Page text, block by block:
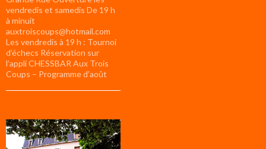
vendredis et samedis De 19 h
à minuit
auxtroiscoups@hotmail.com
Les vendredis à 19 h : Tournoi
d’échecs Réservation sur
l’appli CHESSBAR Aux Trois
Coups – Programme d’août